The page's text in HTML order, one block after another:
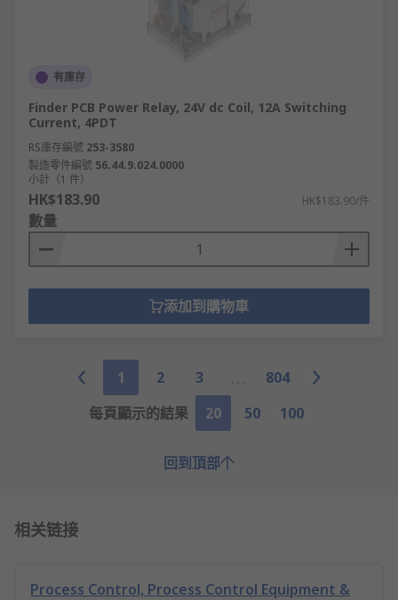
有庫存
Finder PCB Power Relay, 24V dc Coil, 12A Switching
Current, 4PDT
RS庫存編號 253-3580
製造零件編號 56.44.9.024.0000
小計（1 件）
HK$183.90 HK$183.90/件
數量
添加到購物車
1 2 3
804
每頁顯示的結果
20 50 100
回到頂部
相关链接
Process Control, Process Control Equipment &